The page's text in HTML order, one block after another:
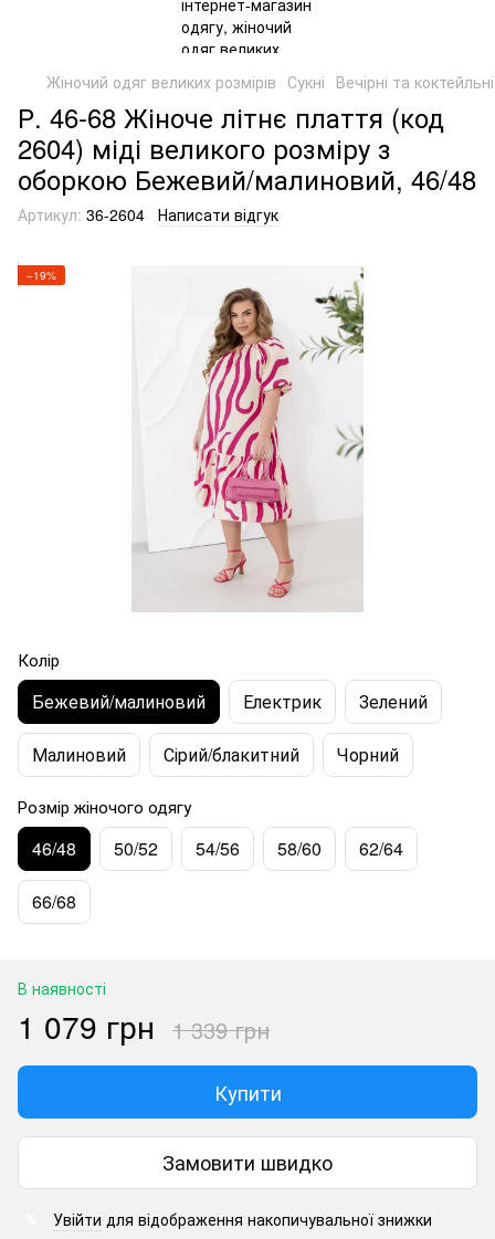
Жіночий одяг великих розмірів Сукні Вечірні та коктейльні
Р. 46-68 Жіноче літнє плаття (код
2604) міді великого розміру з
оборкою Бежевий/малиновий, 46/48
Артикул: 36-2604 Написати відгук
−19%
Колір
Бежевий/малиновий Електрик Зелений
Малиновий Сірий/блакитний Чорний
Розмір жіночого одягу
46/48 50/52 54/56 58/60 62/64
66/68
В наявності
1 079 грн 1 339 грн
Купити
Замовити швидко
Увійти для відображення накопичувальної знижки